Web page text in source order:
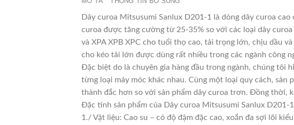
Dây curoa Mitsusumi Sanlux D201-1 là dòng dây curoa
curoa được tăng cường từ 25-35% so với các loại dây
và XPA XPB XPC cho tuổi thọ cao, tải trọng lớn, chịu dầu
cho kéo tải lớn được dùng rất nhiều trong các ngành công
Đặc biệt do là chuyên gia hàng đầu trong ngành, chúng tôi
từng loại máy móc khác nhau. Cùng một loại quy cách,
thành đắc hơn so với sản phẩm dây curoa trơn. Đồng thời,
Đặc tính sản phẩm của Dây curoa Mitsusumi Sanlux D201-1
1./ Vật liệu: Cao su – có độ đậm đặc cao, xoắn đa sợi lõi